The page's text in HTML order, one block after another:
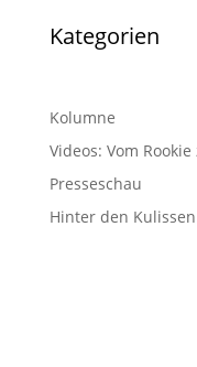
Kategorien
Kolumne
Videos: Vom
Presseschau
Hinter den Kulissen